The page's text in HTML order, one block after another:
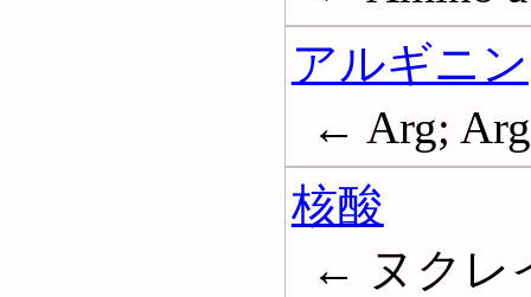
アルギニン
← Arg;
核酸
← ヌクレ